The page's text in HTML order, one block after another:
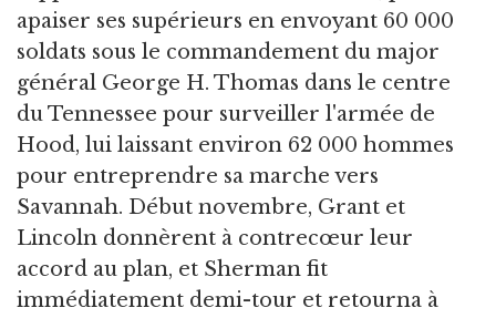
apaiser ses supérieurs en envoyant 60 000
soldats sous le commandement du major
général George H. Thomas dans le centre
du Tennessee pour surveiller l'armée de
Hood, lui laissant environ 62 000 hommes
pour entreprendre sa marche vers
Savannah. Début novembre, Grant et
Lincoln donnèrent à contrecœur leur
accord au plan, et Sherman fit
immédiatement demi-tour et retourna à